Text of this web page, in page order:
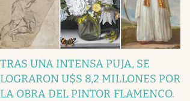
TRAS UNA INTENSA PUJA, SE
LOGRARON U$S 8,2 MILLONES POR
LA OBRA DEL PINTOR FLAMENCO.